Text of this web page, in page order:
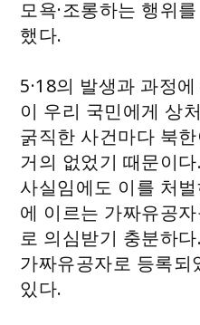
모욕·조롱하는 행위
했다.
5·18의 발생과 과정
이 우리 국민에게 상
굵직한 사건마다 북
거의 없었기 때문이
사실임에도 이를 처
에 이르는 가짜유공
로 의심받기 충분하
가짜유공자로 등록
있다.